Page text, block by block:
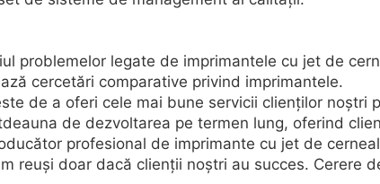
problemelor legate de imprimantele cu jet de
cercetări comparative privind imprimantele.
de a oferi cele mai bune servicii clienților
de dezvoltarea pe termen lung, oferind
profesional de imprimante cu jet de
reuși doar dacă clienții noștri au succes. Cerere